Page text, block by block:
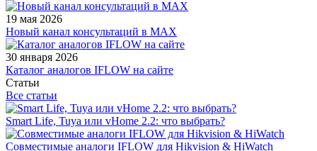
19 мая 2026
Новый канал консультаций в MAX
30 января 2026
Каталог аналогов IFLOW на сайте
Статьи
Все статьи
Smart Life, Tuya или vHome 2.2: что выбрать?
Совместимые аналоги IFLOW для Hikvision & HiWatch